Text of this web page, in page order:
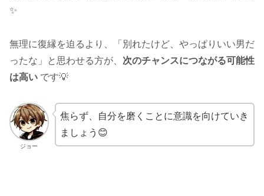
✨
無理に復縁を迫るより、「別れたけど、やっぱりいい男だ
ったな」と思わせる方が、 次のチャンスにつながる可能性
は高い です💡
ジョー
焦らず、自分を磨くことに意識を向けていき
ましょう😊